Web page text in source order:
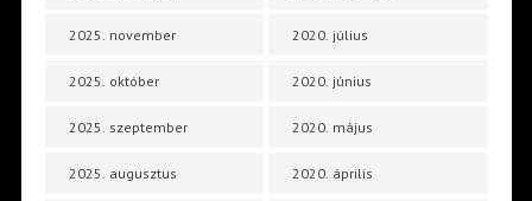
2025. november
2025. október
2025. szeptember
2025. augusztus
2020. július
2020. június
2020. május
2020. április